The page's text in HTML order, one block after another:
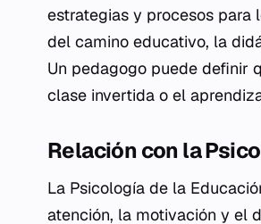
estrategias y procesos para
del camino educativo, la
Un pedagogo puede definir
clase invertida o el
Relación con la
La Psicología de la
atención, la motivación y el